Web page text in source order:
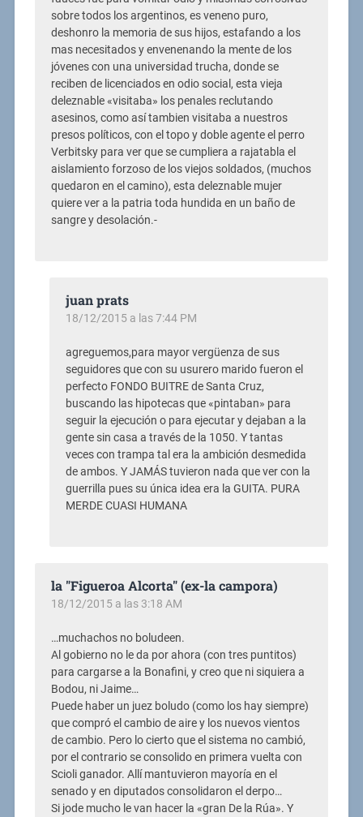
sobre todos los argentinos, es veneno puro,
deshonro la memoria de sus hijos, estafando a los
mas necesitados y envenenando la mente de los
jóvenes con una universidad trucha, donde se
reciben de licenciados en odio social, esta vieja
deleznable «visitaba» los penales reclutando
asesinos, como así tambien visitaba a nuestros
presos políticos, con el topo y doble agente el perro
Verbitsky para ver que se cumpliera a rajatabla el
aislamiento forzoso de los viejos soldados, (muchos
quedaron en el camino), esta deleznable mujer
quiere ver a la patria toda hundida en un baño de
sangre y desolación.-
juan prats
18/12/2015 a las 7:44 PM
agreguemos,para mayor vergüenza de sus
seguidores que con su usurero marido fueron el
perfecto FONDO BUITRE de Santa Cruz,
buscando las hipotecas que «pintaban» para
seguir la ejecución o para ejecutar y dejaban a la
gente sin casa a través de la 1050. Y tantas
veces con trampa tal era la ambición desmedida
de ambos. Y JAMÁS tuvieron nada que ver con la
guerrilla pues su única idea era la GUITA. PURA
MERDE CUASI HUMANA
la "Figueroa Alcorta" (ex-la campora)
18/12/2015 a las 3:18 AM
…muchachos no boludeen.
Al gobierno no le da por ahora (con tres puntitos)
para cargarse a la Bonafini, y creo que ni siquiera a
Bodou, ni Jaime…
Puede haber un juez boludo (como los hay siempre)
que compró el cambio de aire y los nuevos vientos
de cambio. Pero lo cierto que el sistema no cambió,
por el contrario se consolido en primera vuelta con
Scioli ganador. Allí mantuvieron mayoría en el
senado y en diputados consolidaron el derpo…
Si jode mucho le van hacer la «gran De la Rúa». Y